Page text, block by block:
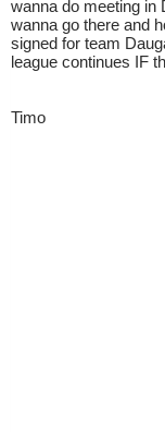
wanna do meeting in
wanna go there and
signed for team
league continues IF
Timo